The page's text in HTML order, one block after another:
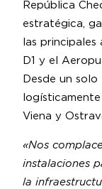
República
estratégica,
las
D1 y el
Desde un
Viena y
«Nos
instalaciones
la